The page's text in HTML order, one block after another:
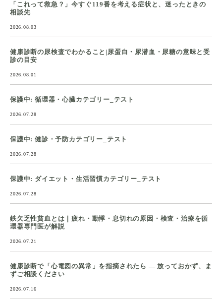
「これって救急？」今すぐ119番を考える症状と、迷ったときの
相談先
2026.08.03
健康診断の尿検査でわかること|尿蛋白・尿潜血・尿糖の意味と受
診の目安
2026.08.01
保護中: 循環器・心臓カテゴリー_テスト
2026.07.28
保護中: 健診・予防カテゴリー_テスト
2026.07.28
保護中: ダイエット・生活習慣カテゴリー_テスト
2026.07.28
鉄欠乏性貧血とは｜疲れ・動悸・息切れの原因・検査・治療を循
環器専門医が解説
2026.07.21
健康診断で「心電図の異常」を指摘されたら ― 放っておかず、ま
ずご相談ください
2026.07.16